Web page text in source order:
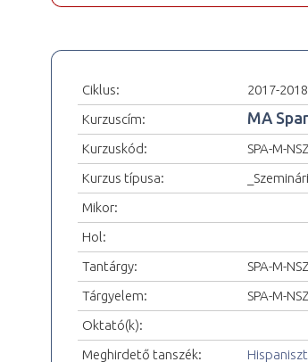
Ciklus:
2017-
Kurzuscím:
MA
Kurzuskód:
SPA-M-
Kurzus típusa:
Mikor:
Hol:
Tantárgy:
SPA-M-
Tárgyelem:
SPA-M-
Oktató(k):
Meghirdető tanszék: